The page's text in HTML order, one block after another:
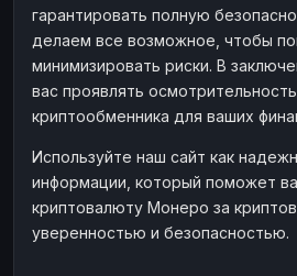
гарантировать полную
делаем все возможное, чтобы
минимизировать риски. В
вас проявлять
криптообменника для ваших
Используйте наш сайт как
информации, который поможет
криптовалюту Монеро за
уверенностью и безопасностью.